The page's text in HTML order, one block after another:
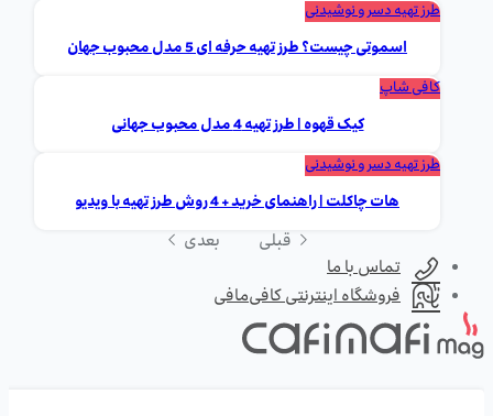
طرز تهیه دسر و نوشیدنی
اسموتی چیست؟ طرز تهیه حرفه ای 5 مدل محبوب جهان
کافی شاپ
کیک قهوه | طرز تهیه 4 مدل محبوب جهانی
طرز تهیه دسر و نوشیدنی
هات چاکلت | راهنمای خرید + 4 روش طرز تهیه با ویدیو
قبلی
بعدی
تماس با ما
فروشگاه اینترنتی کافی‌مافی